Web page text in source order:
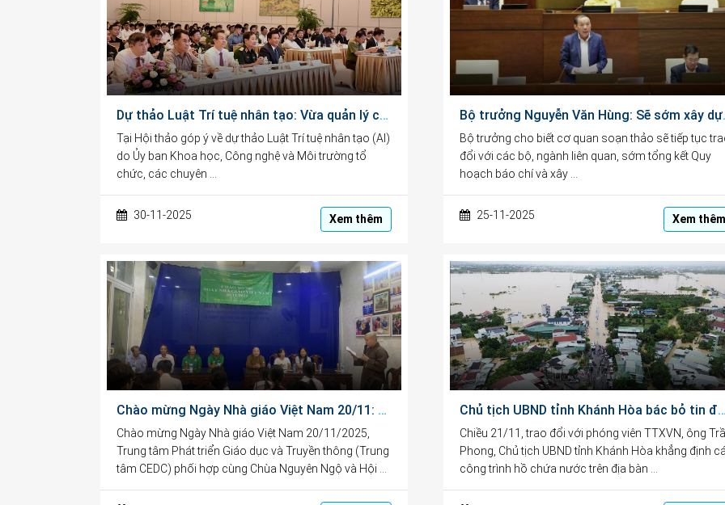
Dự thảo Luật Trí tuệ nhân tạo: Vừa quản lý chặt chẽ, vừa khuyến khích thúc đẩy phát triển đổi mới sáng tạo
Tại Hội thảo góp ý về dự thảo Luật Trí tuệ nhân tạo (AI)
do Ủy ban Khoa học, Công nghệ và Môi trường tổ
chức, các chuyên …
30-11-2025 Xem thêm
Bộ trưởng
Bộ trưởng cho biết cơ quan soạn thảo sẽ tiếp tục
đổi với các bộ, ngành liên quan, sớm tổng kết Quy
hoạch báo chí và xây …
25-11-2025 Xem thêm
Chào mừng Ngày Nhà giáo Việt Nam 20/11: Trung tâm CEDC tặng quà học sinh vượt khó hiếu học
Chào mừng Ngày Nhà giáo Việt Nam 20/11/2025,
Trung tâm Phát triển Giáo dục và Truyền thông (Trung
tâm CEDC) phối hợp cùng Chùa Nguyên Ngộ và Hội …
Chủ tịch UBND tỉnh Khánh Hòa bác bỏ tin đồn thất thiệt về vỡ đập hồ chứa nước
Chiều 21/11, trao đổi với phóng viên TTXVN, ông
Phong, Chủ tịch UBND tỉnh Khánh Hòa khẳng định
công trình hồ chứa nước trên địa bàn …